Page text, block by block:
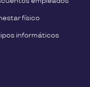
físico
informáticos